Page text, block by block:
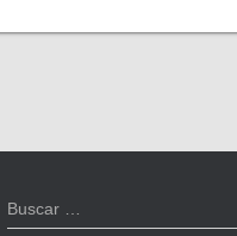
B
u
Buscar …